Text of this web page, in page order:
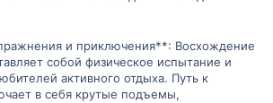
и приключения**: Восхождение
собой физическое испытание и
активного отдыха. Путь к
в себя крутые подъемы,